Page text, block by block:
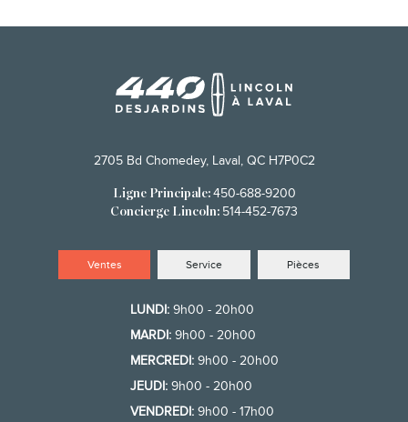
2705 Bd Chomedey, Laval, QC H7P0C2
Ligne Principale: 450-688-9200
Concierge Lincoln: 514-452-7673
Ventes Service Pièces
LUNDI: 9h00 - 20h00
MARDI: 9h00 - 20h00
MERCREDI: 9h00 - 20h00
JEUDI: 9h00 - 20h00
VENDREDI: 9h00 - 17h00